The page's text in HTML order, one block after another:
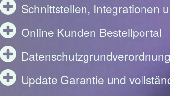
Schnittstellen, Integrationen
Online Kunden Bestellportal
Update Garantie und